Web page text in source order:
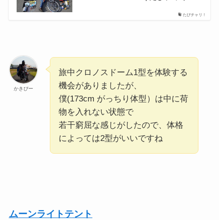
たびチャリ！
かきぴー
旅中クロノスドーム1型を体験する
機会がありましたが、
僕(173cm がっちり体型）は中に荷
物を入れない状態で
若干窮屈な感じがしたので、体格
によっては2型がいいですね
ムーンライトテント